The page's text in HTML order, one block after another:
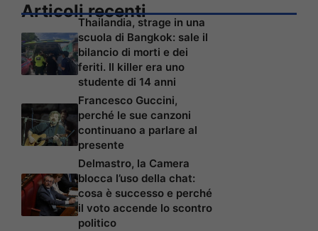
Articoli recenti
Thailandia, strage in una
scuola di Bangkok: sale il
bilancio di morti e dei
feriti. Il killer era uno
studente di 14 anni
Francesco Guccini,
perché le sue canzoni
continuano a parlare al
presente
Delmastro, la Camera
blocca l’uso della chat:
cosa è successo e perché
il voto accende lo scontro
politico